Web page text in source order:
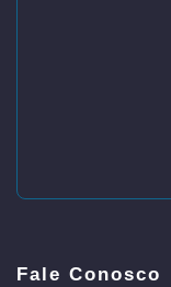
Fale Conosco